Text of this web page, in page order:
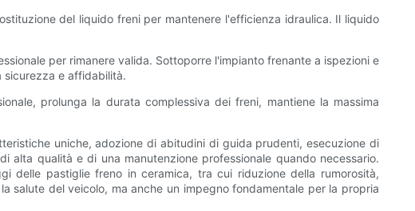
del liquido freni per mantenere l'efficienza idraulica. Il liquido
per rimanere valida. Sottoporre l'impianto frenante a ispezioni e
sicurezza e affidabilità.
prolunga la durata complessiva dei freni, mantiene la massima
uniche, adozione di abitudini di guida prudenti, esecuzione di
alta qualità e di una manutenzione professionale quando necessario.
delle pastiglie freno in ceramica, tra cui riduzione della rumorosità,
salute del veicolo, ma anche un impegno fondamentale per la propria